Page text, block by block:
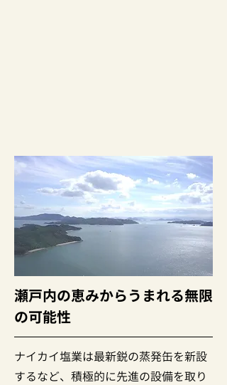
瀬戸内の恵みからうまれる無限
の可能性
ナイカイ塩業は最新鋭の蒸発缶を新設
するなど、積極的に先進の設備を取り